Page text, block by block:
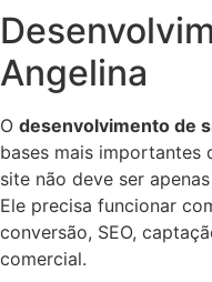
Angelina
O desenvolvimento de
bases mais importantes
site não deve ser
Ele precisa funcionar
conversão, SEO,
comercial.